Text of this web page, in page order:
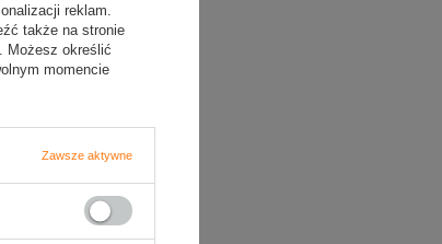
reklam.
także na stronie
Możesz określić
momencie
Zawsze aktywne